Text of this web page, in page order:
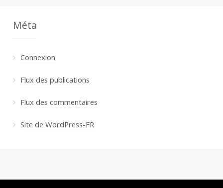
Méta
Connexion
Flux des publications
Flux des commentaires
Site de WordPress-FR